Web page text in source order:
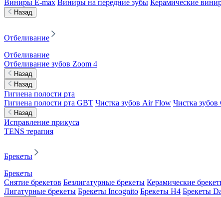
Виниры E-max Виниры на передние зубы Керамические
Назад
Отбеливание
Отбеливание
Отбеливание зубов Zoom 4
Назад
Назад
Гигиена полости рта
Гигиена полости рта GBT Чистка зубов Air Flow Чистка зубов
Назад
Исправление прикуса
TENS терапия
Брекеты
Брекеты
Снятие брекетов Безлигатурные брекеты Керамические
Лигатурные брекеты Брекеты Incognito Брекеты H4 Брекеты